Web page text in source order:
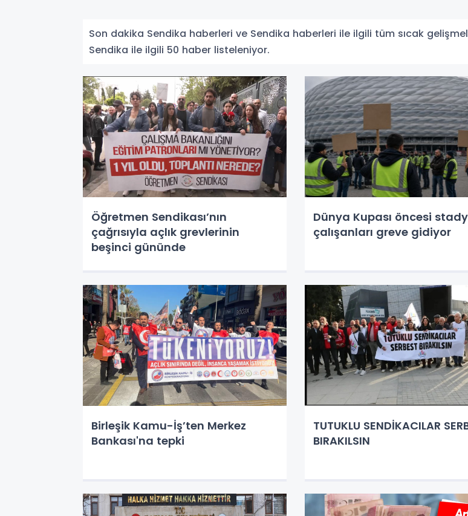
Son dakika Sendika haberleri ve Sendika haberleri ile ilgili tüm sıcak
Sendika ile ilgili 50 haber listeleniyor.
Öğretmen Sendikası’nın
çağrısıyla açlık grevlerinin
beşinci gününde
Dünya Kupası öncesi
çalışanları greve gidiyor
Birleşik Kamu-İş’ten Merkez
Bankası'na tepki
TUTUKLU SENDİKACILAR
BIRAKILSIN